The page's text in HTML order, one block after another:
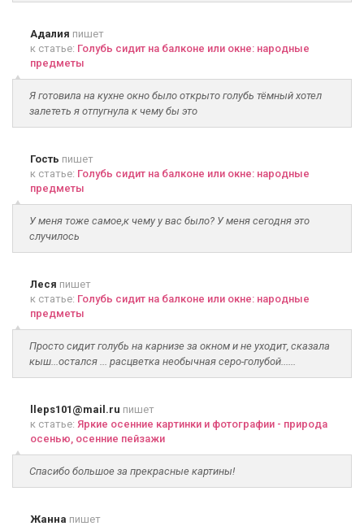
Адалия пишет
к статье: Голубь сидит на балконе или окне: народные
предметы
Я готовила на кухне окно было открыто голубь тёмный хотел
залететь я отпугнула к чему бы это
Гость пишет
к статье: Голубь сидит на балконе или окне: народные
предметы
У меня тоже самое,к чему у вас было? У меня сегодня это
случилось
Леся пишет
к статье: Голубь сидит на балконе или окне: народные
предметы
Просто сидит голубь на карнизе за окном и не уходит, сказала
кыш...остался ... расцветка необычная серо-голубой......
lleps101@mail.ru пишет
к статье: Яркие осенние картинки и фотографии - природа
осенью, осенние пейзажи
Спасибо большое за прекрасные картины!
Жанна пишет